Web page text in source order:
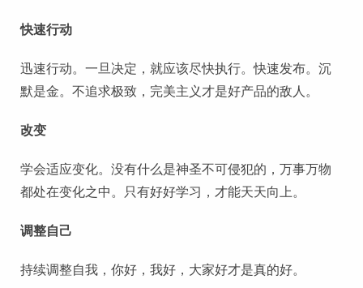
快速行动
迅速行动。一旦决定，就应该尽快执行。快速发布。沉
默是金。不追求极致，完美主义才是好产品的敌人。
改变
学会适应变化。没有什么是神圣不可侵犯的，万事万物
都处在变化之中。只有好好学习，才能天天向上。
调整自己
持续调整自我，你好，我好，大家好才是真的好。